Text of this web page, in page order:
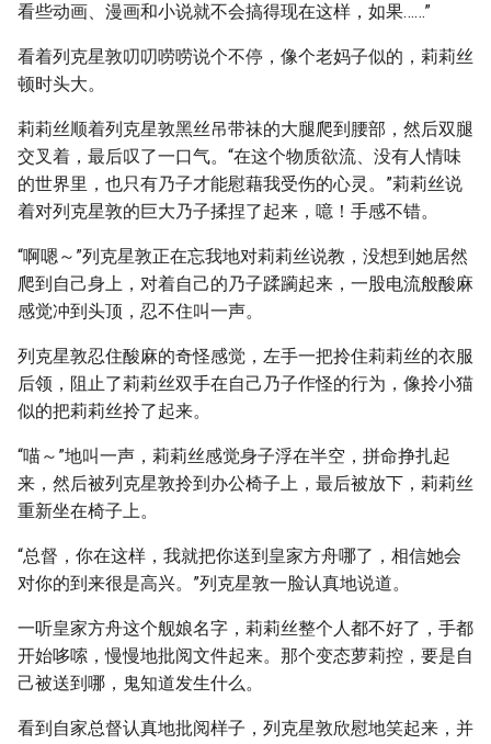
看些动画、漫画和小说就不会搞得现在这样，如果……”
看着列克星敦叨叨唠唠说个不停，像个老妈子似的，莉莉丝
顿时头大。
莉莉丝顺着列克星敦黑丝吊带祙的大腿爬到腰部，然后双腿
交叉着，最后叹了一口气。“在这个物质欲流、没有人情味
的世界里，也只有乃子才能慰藉我受伤的心灵。”莉莉丝说
着对列克星敦的巨大乃子揉捏了起来，噫！手感不错。
“啊嗯～”列克星敦正在忘我地对莉莉丝说教，没想到她居然
爬到自己身上，对着自己的乃子蹂躏起来，一股电流般酸麻
感觉冲到头顶，忍不住叫一声。
列克星敦忍住酸麻的奇怪感觉，左手一把拎住莉莉丝的衣服
后领，阻止了莉莉丝双手在自己乃子作怪的行为，像拎小猫
似的把莉莉丝拎了起来。
“喵～”地叫一声，莉莉丝感觉身子浮在半空，拼命挣扎起
来，然后被列克星敦拎到办公椅子上，最后被放下，莉莉丝
重新坐在椅子上。
“总督，你在这样，我就把你送到皇家方舟哪了，相信她会
对你的到来很是高兴。”列克星敦一脸认真地说道。
一听皇家方舟这个舰娘名字，莉莉丝整个人都不好了，手都
开始哆嗦，慢慢地批阅文件起来。那个变态萝莉控，要是自
己被送到哪，鬼知道发生什么。
看到自家总督认真地批阅样子，列克星敦欣慰地笑起来，并